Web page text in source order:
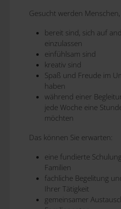
Gesucht werden Menschen,
bereit sind, sich auf
einzulassen
einfühlsam sind
kreativ sind
Spaß und Freude im
haben
während einer
jede Woche eine
möchten
Das können Sie erwarten:
eine fundierte
Familien
fachliche Begelitung
Ihrer Tätigkeit
gemeinsamer